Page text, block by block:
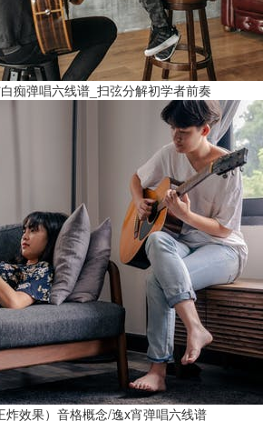
痴弹唱六线谱_扫弦分解初学者前奏
效果）音格概念/逸x宵弹唱六线谱